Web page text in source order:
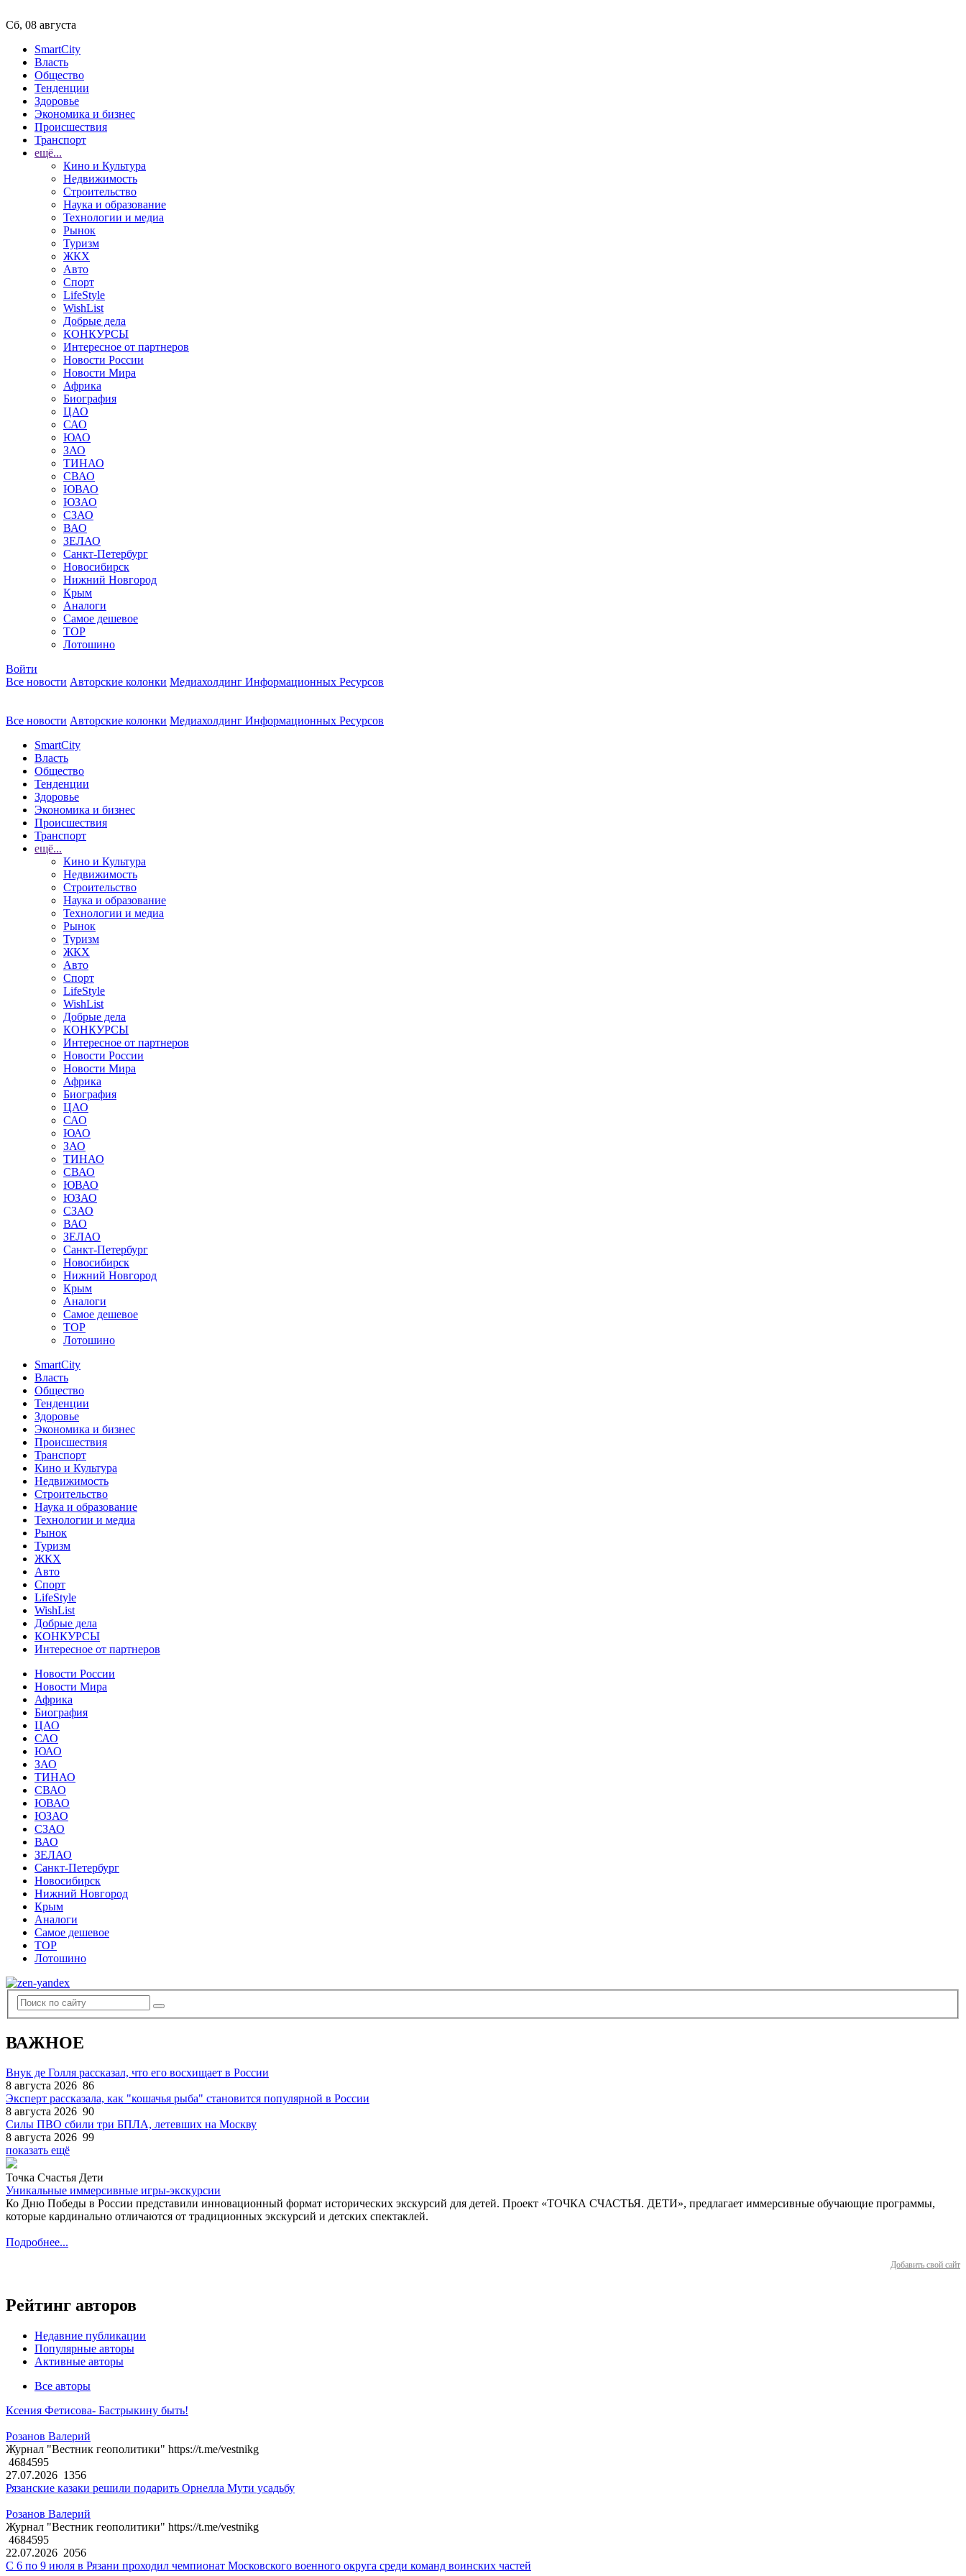
Сб, 08 августа
SmartCity
Власть
Общество
Тенденции
Здоровье
Экономика и бизнес
Происшествия
Транспорт
ещё...
Кино и Культура
Недвижимость
Строительство
Наука и образование
Технологии и медиа
Рынок
Туризм
ЖКХ
Авто
Спорт
LifeStyle
WishList
Добрые дела
КОНКУРСЫ
Интересное от партнеров
Новости России
Новости Мира
Африка
Биография
ЦАО
САО
ЮАО
ЗАО
ТИНАО
СВАО
ЮВАО
ЮЗАО
СЗАО
ВАО
ЗЕЛАО
Санкт-Петербург
Новосибирск
Нижний Новгород
Крым
Аналоги
Самое дешевое
TOP
Лотошино
Войти
Все новости Авторские колонки Медиахолдинг Информационных Ресурсов
Все новости Авторские колонки Медиахолдинг Информационных Ресурсов
SmartCity
Власть
Общество
Тенденции
Здоровье
Экономика и бизнес
Происшествия
Транспорт
ещё...
Кино и Культура
Недвижимость
Строительство
Наука и образование
Технологии и медиа
Рынок
Туризм
ЖКХ
Авто
Спорт
LifeStyle
WishList
Добрые дела
КОНКУРСЫ
Интересное от партнеров
Новости России
Новости Мира
Африка
Биография
ЦАО
САО
ЮАО
ЗАО
ТИНАО
СВАО
ЮВАО
ЮЗАО
СЗАО
ВАО
ЗЕЛАО
Санкт-Петербург
Новосибирск
Нижний Новгород
Крым
Аналоги
Самое дешевое
TOP
Лотошино
SmartCity
Власть
Общество
Тенденции
Здоровье
Экономика и бизнес
Происшествия
Транспорт
Кино и Культура
Недвижимость
Строительство
Наука и образование
Технологии и медиа
Рынок
Туризм
ЖКХ
Авто
Спорт
LifeStyle
WishList
Добрые дела
КОНКУРСЫ
Интересное от партнеров
Новости России
Новости Мира
Африка
Биография
ЦАО
САО
ЮАО
ЗАО
ТИНАО
СВАО
ЮВАО
ЮЗАО
СЗАО
ВАО
ЗЕЛАО
Санкт-Петербург
Новосибирск
Нижний Новгород
Крым
Аналоги
Самое дешевое
TOP
Лотошино
ВАЖНОЕ
Внук де Голля рассказал, что его восхищает в России
8 августа 2026 86
Эксперт рассказала, как "кошачья рыба" становится популярной в России
8 августа 2026 90
Силы ПВО сбили три БПЛА, летевших на Москву
8 августа 2026 99
показать ещё
Точка Счастья Дети
Уникальные иммерсивные игры-экскурсии
Ко Дню Победы в России представили инновационный формат исторических экскурсий для детей. Проект «ТОЧКА СЧАСТЬЯ. ДЕТИ», предлагает иммерсивные обучающие программы,
которые кардинально отличаются от традиционных экскурсий и детских спектаклей.
Подробнее...
Добавить свой сайт
Рейтинг авторов
Недавние публикации
Популярные авторы
Активные авторы
Все авторы
Ксения Фетисова- Бастрыкину быть!
Розанов Валерий
Журнал "Вестник геополитики" https://t.me/vestnikg
4684595
27.07.2026 1356
Рязанские казаки решили подарить Орнелла Мути усадьбу
Розанов Валерий
Журнал "Вестник геополитики" https://t.me/vestnikg
4684595
22.07.2026 2056
С 6 по 9 июля в Рязани проходил чемпионат Московского военного округа среди команд воинских частей